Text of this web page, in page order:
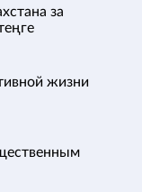
за
жизни